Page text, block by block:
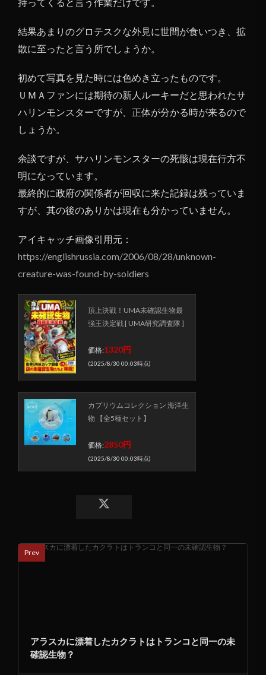
結果あまりのグロテスクな外見に世間が食いつき、拡
散に至ったと言う所でしょうか。
初めて写真を見た時には色めき立ったものです。
ＵＭＡファンには期待の新人ルーキーだと思われたサ
ハリンモンスターですが、正体が分かる時が来るので
しょうか。
余談ですが、サハリンモンスターの死骸は現在行方不
明になっています。
最終的に政府の関係者が回収に来た記録は残っていま
すが、其の後のありかは現在も分かっていません。
アイキャッチ画像引用元：
https://englishrussia.com/2006/08/28/unknown-
creature-was-found-by-soldiers
頂上決戦！UMA未確認生物最
強王決定戦 [ UMA研究調査隊 ]
価格:1320円
(2025/8/30 00:03時点)
カプリウムコレクション 海洋生
物 【全5種セット】
価格:2850円
(2025/8/30 00:03時点)
Prev
アラスカに漂着したカクラトはトランコと同一の未
確認生物？